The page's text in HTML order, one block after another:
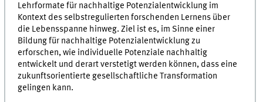
Lehrformate für nachhaltige Potenzialentwicklung im
Kontext des selbstregulierten forschenden Lernens über
die Lebensspanne hinweg. Ziel ist es, im Sinne einer
Bildung für nachhaltige Potenzialentwicklung zu
erforschen, wie individuelle Potenziale nachhaltig
entwickelt und derart verstetigt werden können, dass eine
zukunftsorientierte gesellschaftliche Transformation
gelingen kann.